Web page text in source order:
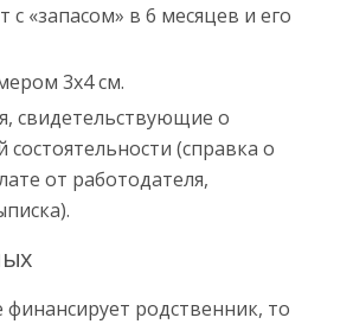
с «запасом» в 6 месяцев и его
3х4 см.
свидетельствующие о
(справка о
от работодателя,
финансирует родственник, то